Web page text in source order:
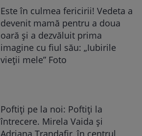
Este în culmea fericirii! Vedeta a
devenit mamă pentru a doua
oară și a dezvăluit prima
imagine cu fiul său: „Iubirile
vieții mele” Foto
Poftiți pe la noi: Poftiți la
întrecere. Mirela Vaida și
Adriana Trandafir, în centrul